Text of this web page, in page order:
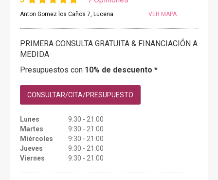
Anton Gomez los Caños 7, Lucena VER MAPA
PRIMERA CONSULTA GRATUITA & FINANCIACIÓN A
MEDIDA
Presupuestos con 10% de descuento *
CONSULTAR/CITA/PRESUPUESTO
Lunes
9:30 - 21:00
Martes
9:30 - 21:00
Miércoles
9:30 - 21:00
Jueves
9:30 - 21:00
Viernes
9:30 - 21:00